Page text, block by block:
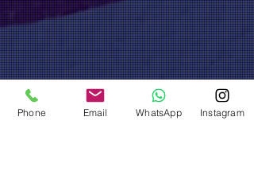
Phone Email WhatsApp Instagram